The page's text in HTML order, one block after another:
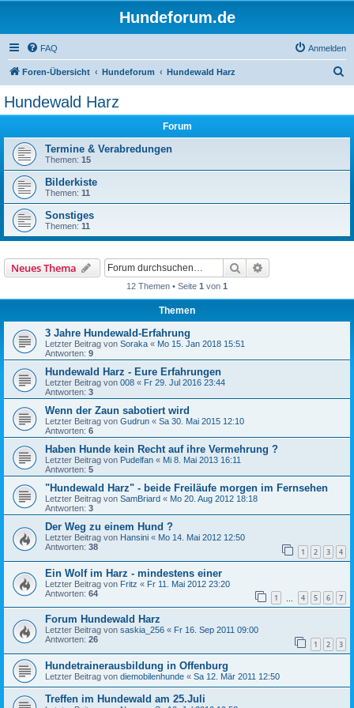
Hundeforum.de
FAQ Anmelden
Foren-Übersicht Hundeforum Hundewald Harz
Hundewald Harz
Forum
Termine & Verabredungen
Themen: 15
Bilderkiste
Themen: 11
Sonstiges
Themen: 11
Neues Thema Suche
12 Themen • Seite 1 von 1
Themen
3 Jahre Hundewald-Erfahrung
Letzter Beitrag von Soraka « Mo 15. Jan 2018 15:51
Antworten: 9
Hundewald Harz - Eure Erfahrungen
Letzter Beitrag von 008 « Fr 29. Jul 2016 23:44
Antworten: 3
Wenn der Zaun sabotiert wird
Letzter Beitrag von Gudrun « Sa 30. Mai 2015 12:10
Antworten: 6
Haben Hunde kein Recht auf ihre Vermehrung ?
Letzter Beitrag von Pudelfan « Mi 8. Mai 2013 16:11
Antworten: 5
"Hundewald Harz" - beide Freiläufe morgen im Fernsehen
Letzter Beitrag von SamBriard « Mo 20. Aug 2012 18:18
Antworten: 3
Der Weg zu einem Hund ?
Letzter Beitrag von Hansini « Mo 14. Mai 2012 12:50
Antworten: 38 1 2 3 4
Ein Wolf im Harz - mindestens einer
Letzter Beitrag von Fritz « Fr 11. Mai 2012 23:20
Antworten: 64 1 4 5 6 7
Forum Hundewald Harz
Letzter Beitrag von saskia_256 « Fr 16. Sep 2011 09:00
Antworten: 26 1 2 3
Hundetrainerausbildung in Offenburg
Letzter Beitrag von diemobilenhunde « Sa 12. Mär 2011 12:50
Treffen im Hundewald am 25.Juli